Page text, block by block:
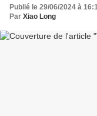
Publié le 29/06/2024 à
Par Xiao Long